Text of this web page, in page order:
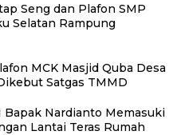
Seng dan Plafon SMP
Selatan Rampung
MCK Masjid Quba Desa
Satgas TMMD
Bapak Nardianto Memasuki
Lantai Teras Rumah